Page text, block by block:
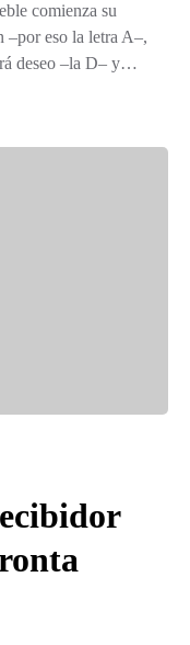
comienza su
–por eso la letra A–,
deseo –la D– y…